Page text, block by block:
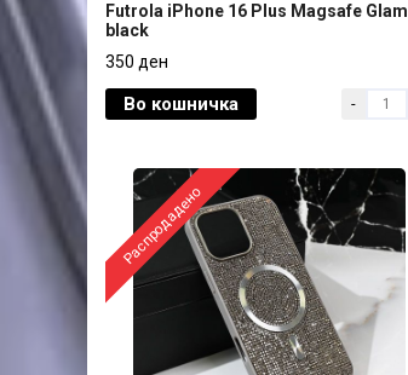
Futrola iPhone 16 Plus Magsafe Glam
350 ден
Futrola iPhone 16 Plus Magsafe Glam
black
350 ден
Во кошничка -
Распродадено